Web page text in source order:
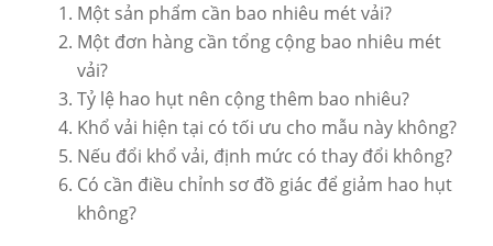
Một sản phẩm cần bao nhiêu mét vải?
Một đơn hàng cần tổng cộng bao nhiêu mét
vải?
Tỷ lệ hao hụt nên cộng thêm bao nhiêu?
Khổ vải hiện tại có tối ưu cho mẫu này không?
Nếu đổi khổ vải, định mức có thay đổi không?
Có cần điều chỉnh sơ đồ giác để giảm hao hụt
không?